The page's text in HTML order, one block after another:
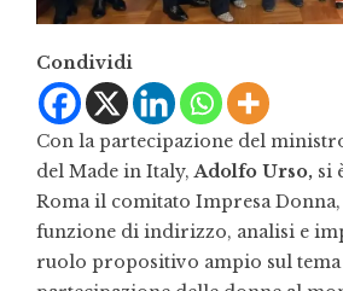
Condividi
Con la partecipazione del
del Made in Italy,Adolfo Urso, si
Roma il comitato Impresa Donna,
funzione di indirizzo, analisi e
ruolo propositivo ampio sul